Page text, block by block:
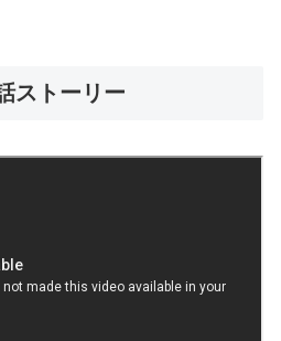
ストーリー